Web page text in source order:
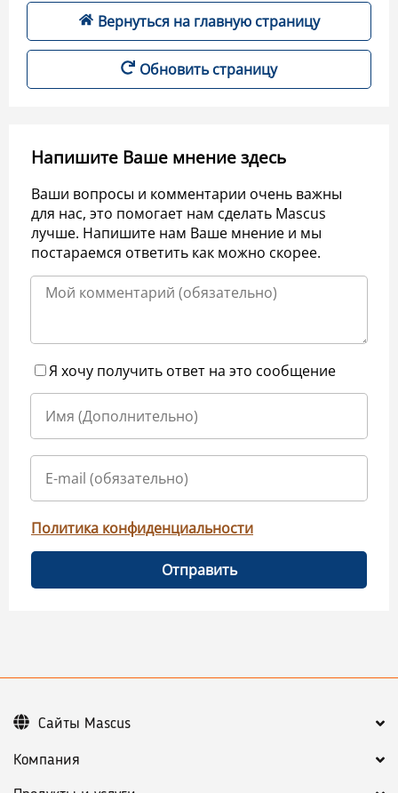
Вернуться на главную страницу
Обновить страницу
Напишите Ваше мнение здесь
Ваши вопросы и комментарии очень важны
для нас, это помогает нам сделать Mascus
лучше. Напишите нам Ваше мнение и мы
постараемся ответить как можно скорее.
Я хочу получить ответ на это сообщение
Политика конфиденциальности
Отправить
Компания
Сайты Mascus